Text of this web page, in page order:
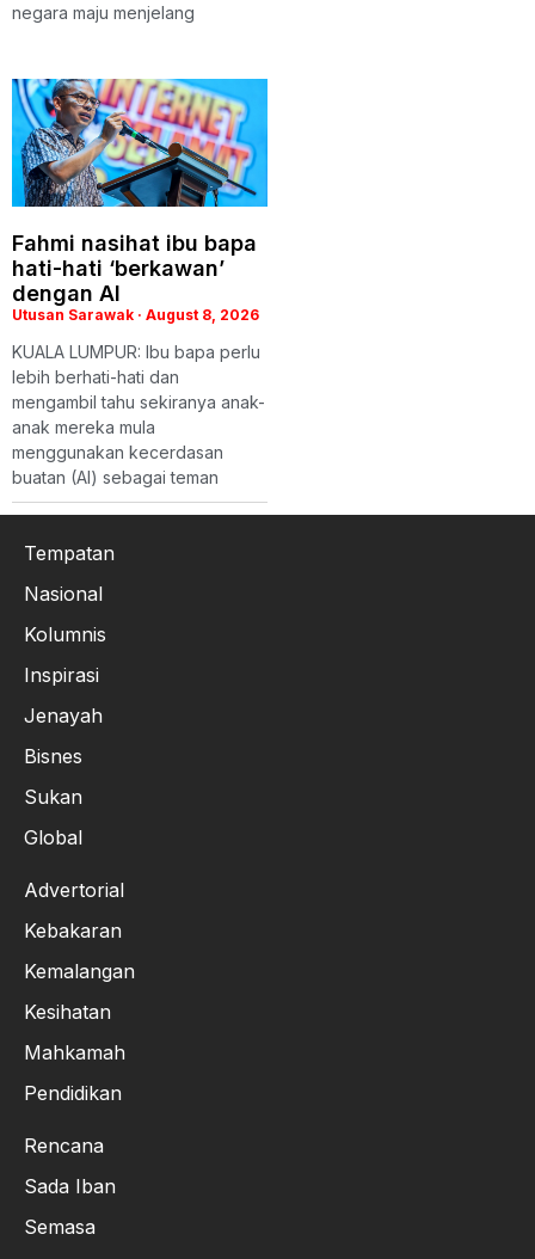
negara maju menjelang
Fahmi nasihat ibu bapa
hati-hati ‘berkawan’
dengan AI
Utusan Sarawak August 8, 2026
KUALA LUMPUR: Ibu bapa perlu
lebih berhati-hati dan
mengambil tahu sekiranya anak-
anak mereka mula
menggunakan kecerdasan
buatan (AI) sebagai teman
Tempatan
Nasional
Kolumnis
Inspirasi
Jenayah
Bisnes
Sukan
Global
Advertorial
Kebakaran
Kemalangan
Kesihatan
Mahkamah
Pendidikan
Rencana
Sada Iban
Semasa